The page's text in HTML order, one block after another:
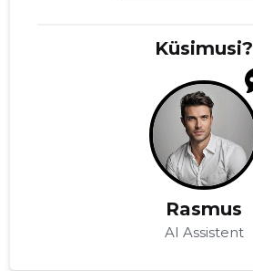
Küsimusi?
Rasmus
AI Assistent